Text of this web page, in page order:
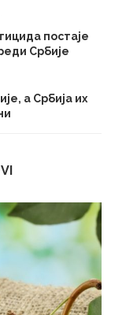
постаје
Србије
а Србија их